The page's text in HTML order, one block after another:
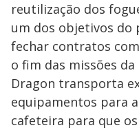
reutilização dos
um dos objetivos do
fechar contratos
o fim das missões da
Dragon transporta
equipamentos para
cafeteira para que